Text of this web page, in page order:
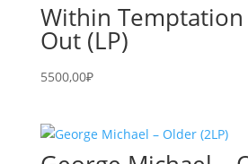
Within Temptation
Out (LP)
5500,00₽